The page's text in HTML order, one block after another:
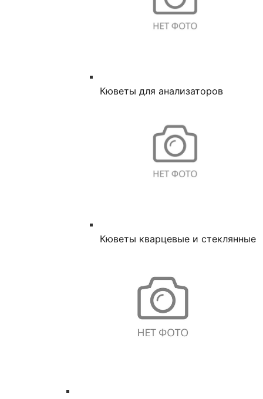
Кюветы для анализаторов
Кюветы кварцевые и стеклянные